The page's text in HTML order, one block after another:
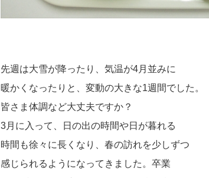
先週は大雪が降ったり、気温が4月並みに
暖かくなったりと、変動の大きな1週間でした。
皆さま体調など大丈夫ですか？
3月に入って、日の出の時間や日が暮れる
時間も徐々に長くなり、春の訪れを少しずつ
感じられるようになってきました。卒業